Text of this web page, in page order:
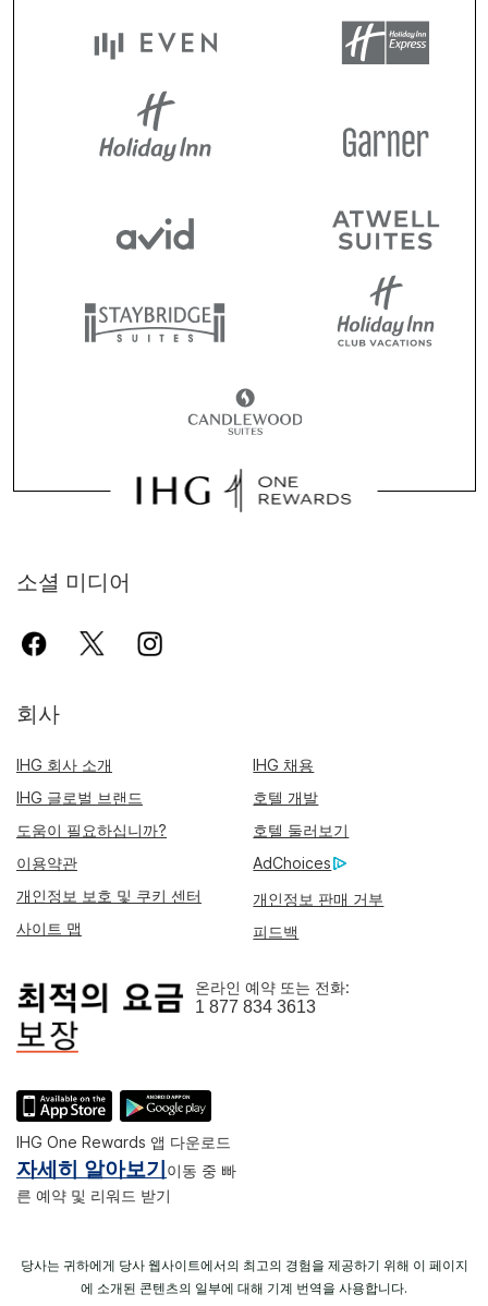
소셜 미디어
회사
IHG 회사 소개
IHG 채용
IHG 글로벌 브랜드
호텔 개발
도움이 필요하십니까?
호텔 둘러보기
이용약관
AdChoices
개인정보 보호 및 쿠키 센터
개인정보 판매 거부
사이트 맵
피드백
온라인 예약 또는 전화:
1 877 834 3613
IHG One Rewards 앱 다운로드
자세히 알아보기 이동 중 빠
른 예약 및 리워드 받기
당사는 귀하에게 당사 웹사이트에서의 최고의 경험을 제공하기 위해 이 페이지
에 소개된 콘텐츠의 일부에 대해 기계 번역을 사용합니다.